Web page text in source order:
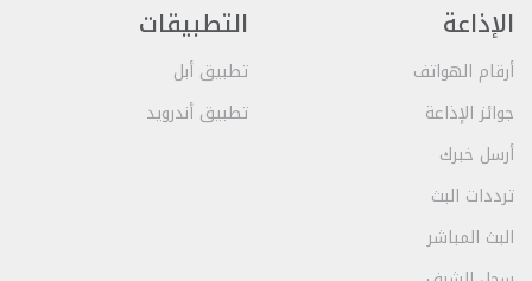
الإذاعة
أرقام الهواتف
جوائز الإذاعة
أرسل خبرك
ترددات البث
البث المباشر
التطبيقات
تطبيق أبل
تطبيق أندرويد